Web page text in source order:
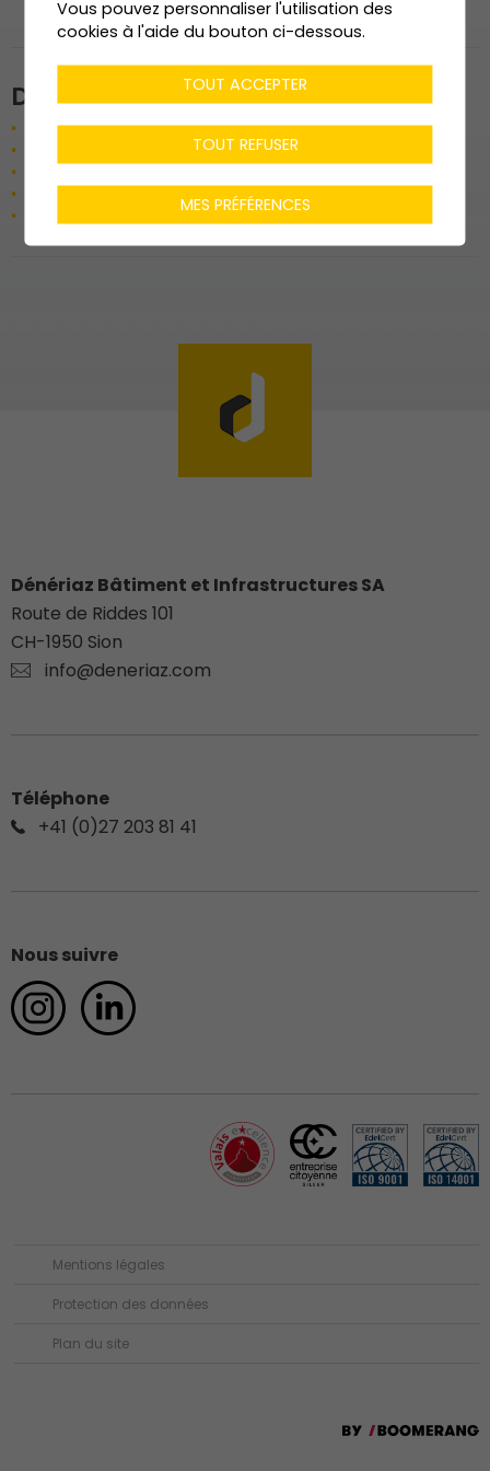
Données techniques
Terrassement7’600 m3
Surface de vente1’430 m2
Chauffage par PAC, sonde géotherm.160 to
6’900 m2
Dénériaz Bâtiment et Infrastructures SA
Route de Riddes 101
CH-1950 Sion
info@deneriaz.com
Téléphone
+41 (0)27 203 81 41
Nous suivre
Mentions légales
Protection des données
Plan du site
Vous pouvez personnaliser l'utilisation des
cookies à l'aide du bouton ci-dessous.
TOUT ACCEPTER
TOUT REFUSER
MES PRÉFÉRENCES